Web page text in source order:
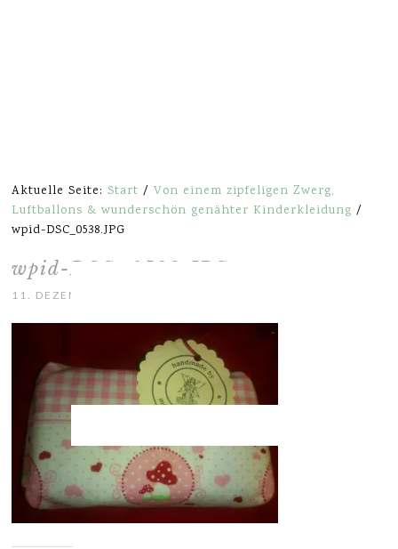
Aktuelle Seite:Start / Von einem zipfeligen Zwerg,
Luftballons & wunderschön genähter Kinderkleidung/
wpid-DSC_0538.JPG
wpid-DSC_0538.JPG
11. DEZEMBER 2013